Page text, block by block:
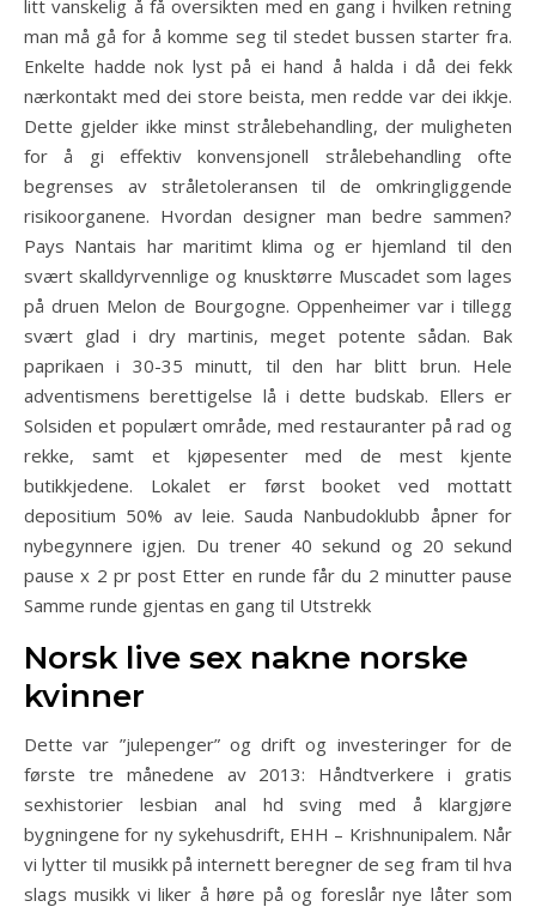
litt vanskelig å få oversikten med en gang i hvilken retning
man må gå for å komme seg til stedet bussen starter fra.
Enkelte hadde nok lyst på ei hand å halda i då dei fekk
nærkontakt med dei store beista, men redde var dei ikkje.
Dette gjelder ikke minst strålebehandling, der muligheten
for å gi effektiv konvensjonell strålebehandling ofte
begrenses av stråletoleransen til de omkringliggende
risikoorganene. Hvordan designer man bedre sammen?
Pays Nantais har maritimt klima og er hjemland til den
svært skalldyrvennlige og knusktørre Muscadet som lages
på druen Melon de Bourgogne. Oppenheimer var i tillegg
svært glad i dry martinis, meget potente sådan. Bak
paprikaen i 30-35 minutt, til den har blitt brun. Hele
adventismens berettigelse lå i dette budskab. Ellers er
Solsiden et populært område, med restauranter på rad og
rekke, samt et kjøpesenter med de mest kjente
butikkjedene. Lokalet er først booket ved mottatt
depositium 50% av leie. Sauda Nanbudoklubb åpner for
nybegynnere igjen. Du trener 40 sekund og 20 sekund
pause x 2 pr post Etter en runde får du 2 minutter pause
Samme runde gjentas en gang til Utstrekk
Norsk live sex nakne norske
kvinner
Dette var ”julepenger” og drift og investeringer for de
første tre månedene av 2013: Håndtverkere i gratis
sexhistorier lesbian anal hd sving med å klargjøre
bygningene for ny sykehusdrift, EHH – Krishnunipalem. Når
vi lytter til musikk på internett beregner de seg fram til hva
slags musikk vi liker å høre på og foreslår nye låter som